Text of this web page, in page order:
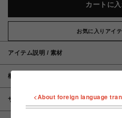
カートに
お気に入りアイ
アイテム説明 / 素材
概要
サイズ <About foreign language